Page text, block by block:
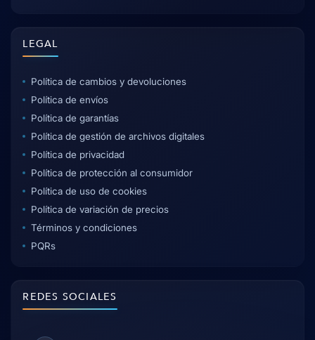
LEGAL
Política de cambios y devoluciones
Política de envíos
Política de garantías
Política de gestión de archivos digitales
Política de privacidad
Política de protección al consumidor
Política de uso de cookies
Política de variación de precios
Términos y condiciones
PQRs
REDES SOCIALES